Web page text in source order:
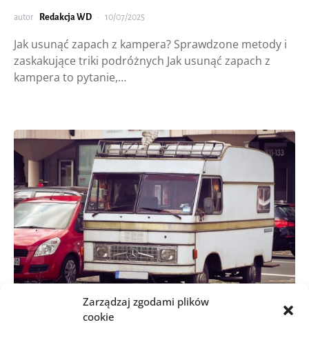
Zarządzaj zgodami plików
cookie
autor Redakcja WD 10/07/2025
Jak usunąć zapach z kampera? Sprawdzone metody i
zaskakujące triki podróżnych Jak usunąć zapach z
kampera to pytanie,…
MOTORYZACJA, TRANSPORT